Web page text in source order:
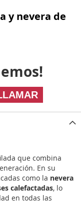
y nevera de
que combina
En su
como la nevera
calefactadas, lo
en todas las